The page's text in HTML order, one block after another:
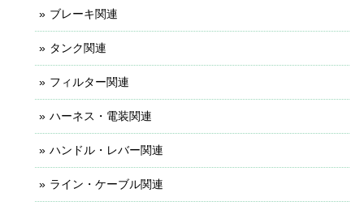
ブレーキ関連
タンク関連
フィルター関連
ハーネス・電装関連
ハンドル・レバー関連
ライン・ケーブル関連